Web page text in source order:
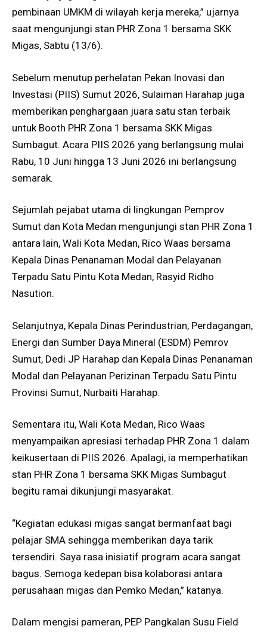
pembinaan UMKM di wilayah kerja mereka,” ujarnya
saat mengunjungi stan PHR Zona 1 bersama SKK
Migas, Sabtu (13/6).
Sebelum menutup perhelatan Pekan Inovasi dan
Investasi (PIIS) Sumut 2026, Sulaiman Harahap juga
memberikan penghargaan juara satu stan terbaik
untuk Booth PHR Zona 1 bersama SKK Migas
Sumbagut. Acara PIIS 2026 yang berlangsung mulai
Rabu, 10 Juni hingga 13 Juni 2026 ini berlangsung
semarak.
Sejumlah pejabat utama di lingkungan Pemprov
Sumut dan Kota Medan mengunjungi stan PHR Zona 1
antara lain, Wali Kota Medan, Rico Waas bersama
Kepala Dinas Penanaman Modal dan Pelayanan
Terpadu Satu Pintu Kota Medan, Rasyid Ridho
Nasution.
Selanjutnya, Kepala Dinas Perindustrian, Perdagangan,
Energi dan Sumber Daya Mineral (ESDM) Pemrov
Sumut, Dedi JP Harahap dan Kepala Dinas Penanaman
Modal dan Pelayanan Perizinan Terpadu Satu Pintu
Provinsi Sumut, Nurbaiti Harahap.
Sementara itu, Wali Kota Medan, Rico Waas
menyampaikan apresiasi terhadap PHR Zona 1 dalam
keikusertaan di PIIS 2026. Apalagi, ia memperhatikan
stan PHR Zona 1 bersama SKK Migas Sumbagut
begitu ramai dikunjungi masyarakat.
“Kegiatan edukasi migas sangat bermanfaat bagi
pelajar SMA sehingga memberikan daya tarik
tersendiri. Saya rasa inisiatif program acara sangat
bagus. Semoga kedepan bisa kolaborasi antara
perusahaan migas dan Pemko Medan,” katanya.
Dalam mengisi pameran, PEP Pangkalan Susu Field